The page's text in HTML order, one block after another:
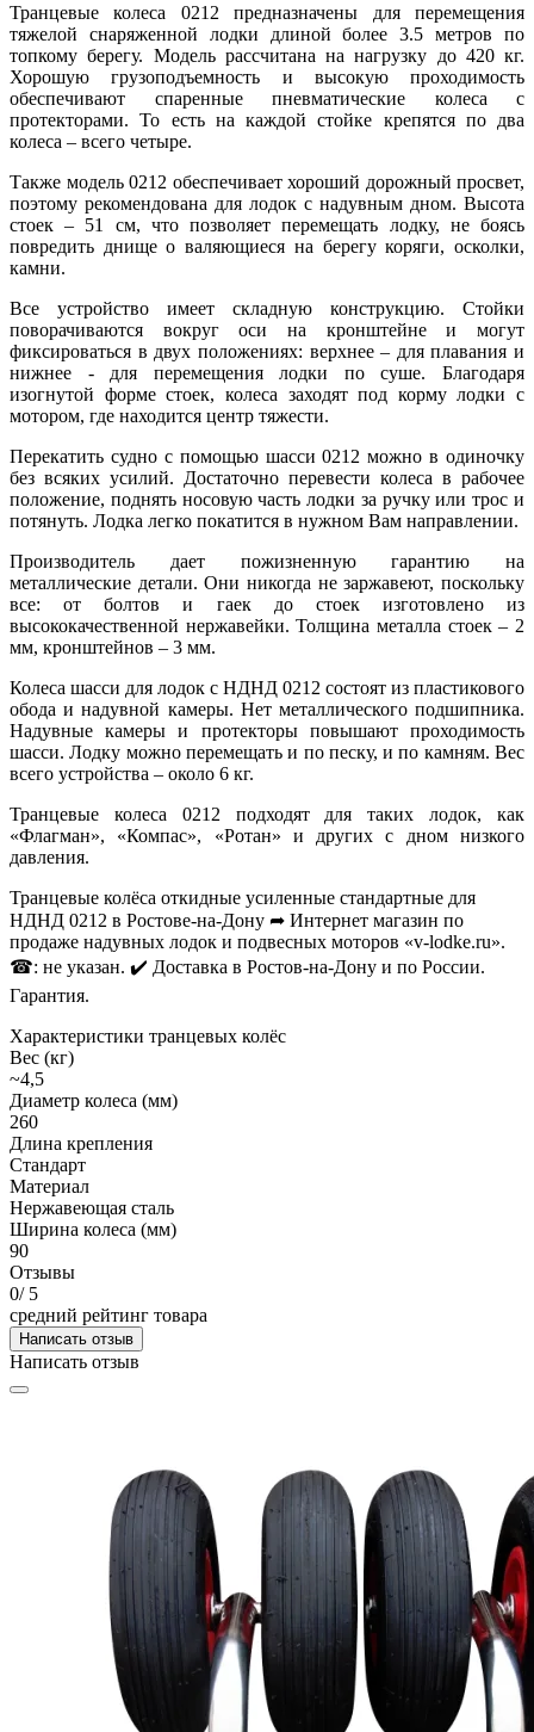
Транцевые колеса 0212 предназначены для перемещения
тяжелой снаряженной лодки длиной более 3.5 метров по
топкому берегу. Модель рассчитана на нагрузку до 420 кг.
Хорошую грузоподъемность и высокую проходимость
обеспечивают спаренные пневматические колеса с
протекторами. То есть на каждой стойке крепятся по два
колеса – всего четыре.
Также модель 0212 обеспечивает хороший дорожный просвет,
поэтому рекомендована для лодок с надувным дном. Высота
стоек – 51 см, что позволяет перемещать лодку, не боясь
повредить днище о валяющиеся на берегу коряги, осколки,
камни.
Все устройство имеет складную конструкцию. Стойки
поворачиваются вокруг оси на кронштейне и могут
фиксироваться в двух положениях: верхнее – для плавания и
нижнее - для перемещения лодки по суше. Благодаря
изогнутой форме стоек, колеса заходят под корму лодки с
мотором, где находится центр тяжести.
Перекатить судно с помощью шасси 0212 можно в одиночку
без всяких усилий. Достаточно перевести колеса в рабочее
положение, поднять носовую часть лодки за ручку или трос и
потянуть. Лодка легко покатится в нужном Вам направлении.
Производитель дает пожизненную гарантию на
металлические детали. Они никогда не заржавеют, поскольку
все: от болтов и гаек до стоек изготовлено из
высококачественной нержавейки. Толщина металла стоек – 2
мм, кронштейнов – 3 мм.
Колеса шасси для лодок с НДНД 0212 состоят из пластикового
обода и надувной камеры. Нет металлического подшипника.
Надувные камеры и протекторы повышают проходимость
шасси. Лодку можно перемещать и по песку, и по камням. Вес
всего устройства – около 6 кг.
Транцевые колеса 0212 подходят для таких лодок, как
«Флагман», «Компас», «Ротан» и других с дном низкого
давления.
Транцевые колёса откидные усиленные стандартные для
НДНД 0212 в Ростове-на-Дону ➦ Интернет магазин по
продаже надувных лодок и подвесных моторов «v-lodke.ru».
☎: не указан. ✔️ Доставка в Ростов-на-Дону и по России.
Гарантия.
Характеристики транцевых колёс
Вес (кг)
~4,5
Диаметр колеса (мм)
260
Длина крепления
Стандарт
Материал
Нержавеющая сталь
Ширина колеса (мм)
90
Отзывы
0/ 5
средний рейтинг товара
Написать отзыв
Написать отзыв